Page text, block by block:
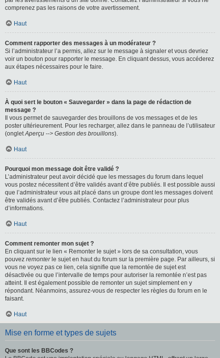
comprenez pas les raisons de votre avertissement.
Haut
Comment rapporter des messages à un modérateur ?
Si l’administrateur l’a permis, allez sur le message à signaler et vous devriez
voir un bouton pour rapporter le message. En cliquant dessus, vous accéderez
aux étapes nécessaires pour le faire.
Haut
À quoi sert le bouton « Sauvegarder » dans la page de rédaction de
message ?
Il vous permet de sauvegarder des brouillons de vos messages et de les
poster ultérieurement. Pour les recharger, allez dans le panneau de l’utilisateur
(ongletAperçu --> Gestion des brouillons).
Haut
Pourquoi mon message doit être validé ?
L’administrateur peut avoir décidé que les messages du forum dans lequel
vous postez nécessitent d’être validés avant d’être publiés. Il est possible aussi
que l’administrateur vous ait placé dans un groupe dont les messages doivent
être validés avant d’être publiés. Contactez l’administrateur pour plus
d’informations.
Haut
Comment remonter mon sujet ?
En cliquant sur le lien « Remonter le sujet » lors de sa consultation, vous
pouvez remonterle sujet en haut du forum sur la première page. Par ailleurs, si
vous ne voyez pas ce lien, cela signifie que la remontée de sujet est
désactivée ou que l’intervalle de temps pour autoriser la remontée n’est pas
atteint. Il est également possible de remonter un sujet simplement en y
répondant. Néanmoins, assurez-vous de respecter les règles du forum en le
faisant.
Haut
Mise en forme et types de sujets
Que sont les BBCodes ?